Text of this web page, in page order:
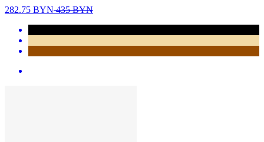
282.75 BYN435BYN